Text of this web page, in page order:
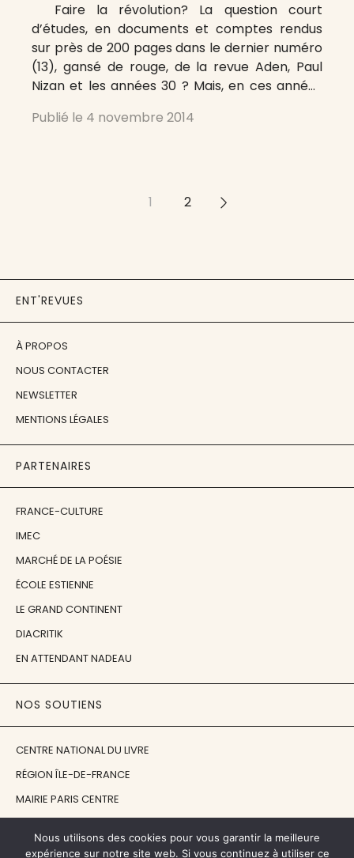
Faire la révolution? La question court
d’études, en documents et comptes rendus
sur près de 200 pages dans le dernier numéro
(13), gansé de rouge, de la revue Aden, Paul
Nizan et les années 30 ? Mais, en ces années
courants de la gauche qui la portent
Publié le 4 novembre 2014
1 2 >>
ENT'REVUES
À PROPOS
NOUS CONTACTER
NEWSLETTER
MENTIONS LÉGALES
PARTENAIRES
FRANCE-CULTURE
IMEC
MARCHÉ DE LA POÉSIE
ÉCOLE ESTIENNE
LE GRAND CONTINENT
DIACRITIK
EN ATTENDANT NADEAU
NOS SOUTIENS
CENTRE NATIONAL DU LIVRE
RÉGION ÎLE-DE-FRANCE
MAIRIE PARIS CENTRE
FONDATION JAN MICHALSKI
Nous utilisons des cookies pour vous garantir la meilleure
expérience sur notre site web. Si vous continuez à utiliser ce